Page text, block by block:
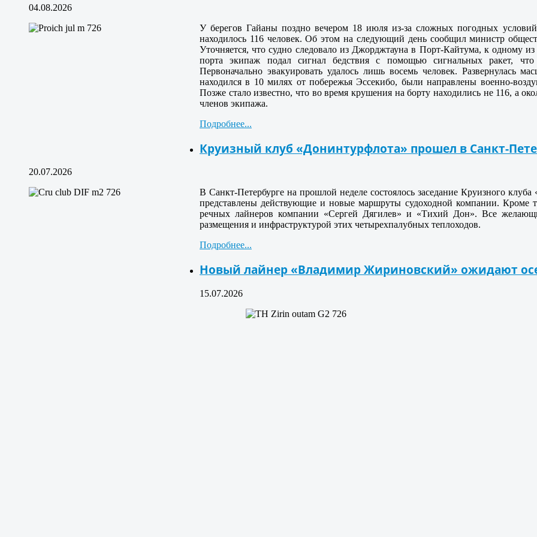
04.08.2026
У берегов Гайаны поздно вечером 18 июля из-за сложных погодных
находилось 116 человек. Об этом на следующий день сообщил министр
Уточняется, что судно следовало из Джорджтауна в Порт-Кайтума, к одному
порта экипаж подал сигнал бедствия с помощью сигнальных ракет, что
Первоначально эвакуировать удалось лишь восемь человек. Развернулась
находился в 10 милях от побережья Эссекибо, были направлены военно-
Позже стало известно, что во время крушения на борту находились не 116, а
членов экипажа.
Подробнее...
Круизный клуб «Донинтурфлота» прошел в Санкт-
20.07.2026
В Санкт-Петербурге на прошлой неделе состоялось заседание Круизного
представлены действующие и новые маршруты судоходной компании. Кроме
речных лайнеров компании «Сергей Дягилев» и «Тихий Дон». Все
размещения и инфраструктурой этих четырехпалубных теплоходов.
Подробнее...
Новый лайнер «Владимир Жириновский» ожидают
15.07.2026